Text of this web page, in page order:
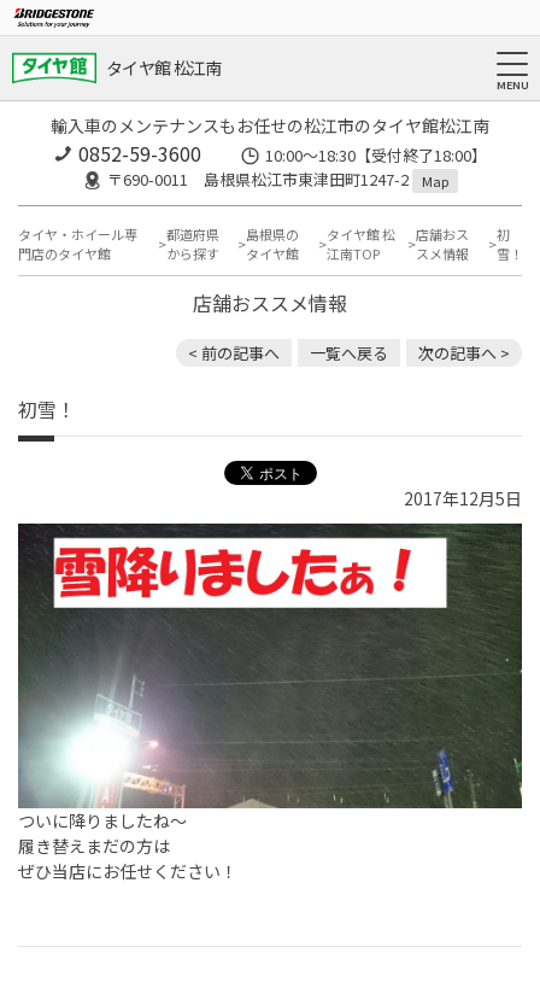
タイヤ館 松江南
輸入車のメンテナンスもお任せの松江市のタイヤ館松江南
0852-59-3600
10:00～18:30【受付終了18:00】
〒690-0011 島根県松江市東津田町1247-2
Map
タイヤ・ホイール専
門店のタイヤ館
都道府県
から探す
島根県の
タイヤ館
タイヤ館 松
江南TOP
店舗おス
スメ情報
初
雪！
店舗おススメ情報
< 前の記事へ 一覧へ戻る 次の記事へ >
初雪！
2017年12月5日
ついに降りましたね～
履き替えまだの方は
ぜひ当店にお任せください！